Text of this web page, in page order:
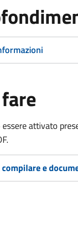
essere attivato
e